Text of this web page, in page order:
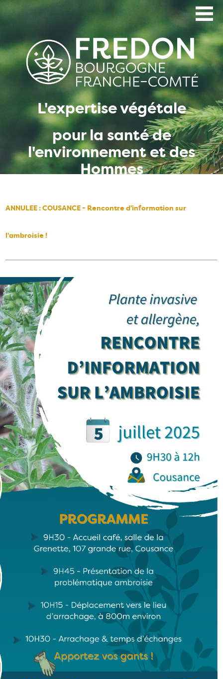
L'expertise végétale
pour la santé de
l'environnement et des
Hommes
ANNULEE : COUSANCE - Rencontre d'information sur
l'ambroisie !